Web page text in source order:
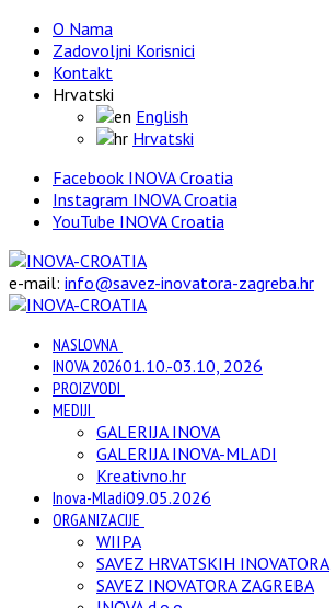
O Nama
Zadovoljni Korisnici
Kontakt
Hrvatski
English
Hrvatski
Facebook INOVA Croatia
Instagram INOVA Croatia
YouTube INOVA Croatia
e-mail: info@savez-inovatora-zagreba.hr
NASLOVNA
INOVA 202601.10.-03.10, 2026
PROIZVODI
MEDIJI
GALERIJA INOVA
GALERIJA INOVA-MLADI
Kreativno.hr
Inova-Mladi09.05.2026
ORGANIZACIJE
WIIPA
SAVEZ HRVATSKIH INOVATORA
SAVEZ INOVATORA ZAGREBA